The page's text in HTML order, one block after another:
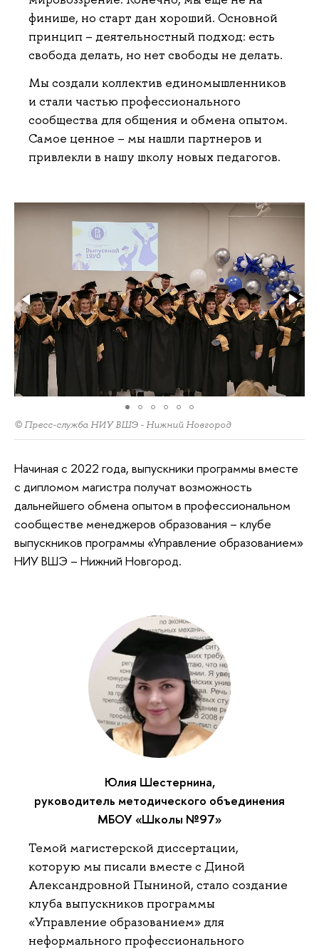
финише, но старт дан хороший. Основной
принцип ­– деятельностный подход: есть
свобода делать, но нет свободы не делать.
Мы создали коллектив единомышленников
и стали частью профессионального
сообщества для общения и обмена опытом.
Самое ценное – мы нашли партнеров и
привлекли в нашу школу новых педагогов.
© Пресс-служба НИУ ВШЭ - Нижний Новгород
Начиная с 2022 года, выпускники программы вместе
с дипломом магистра получат возможность
дальнейшего обмена опытом в профессиональном
сообществе менеджеров образования – клубе
выпускников программы «Управление образованием»
НИУ ВШЭ – Нижний Новгород.
Юлия Шестернина,
руководитель методического объединения
МБОУ «Школы №97»
Темой магистерской диссертации,
которую мы писали вместе с Диной
Александровной Пыниной, стало создание
клуба выпускников программы
«Управление образованием» для
неформального профессионального